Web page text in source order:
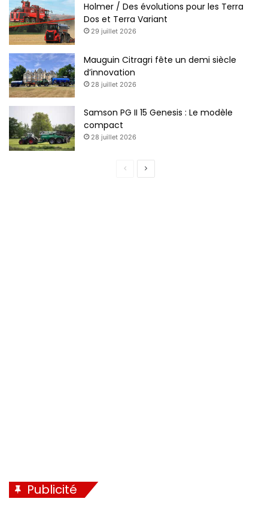
Holmer / Des évolutions pour les Terra
Dos et Terra Variant
29 juillet 2026
Mauguin Citragri fête un demi siècle
d’innovation
28 juillet 2026
Samson PG II 15 Genesis : Le modèle
compact
28 juillet 2026
Page
Page
Publicité